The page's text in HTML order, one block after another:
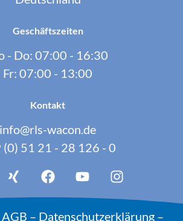
Geschäftszeiten
- Do: 07:00 - 16:30
Fr: 07:00 - 13:00
Kontakt
info@rls-wacon.de
(0) 51 21 - 28 126 - 0
AGB – Datenschutzerklärung–